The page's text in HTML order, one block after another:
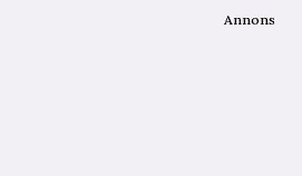
Annons